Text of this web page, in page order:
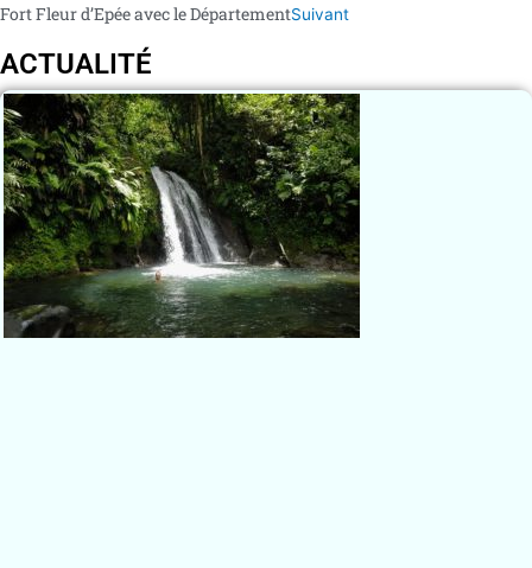
Fort Fleur d’Epée avec le DépartementSuivant
ACTUALITÉ